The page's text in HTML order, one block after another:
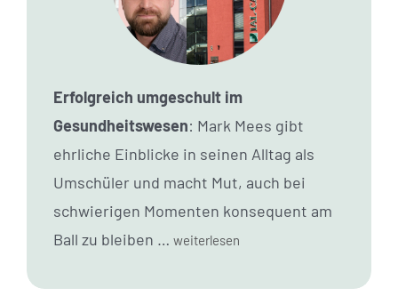
Erfolgreich umgeschult im
Gesundheitswesen: Mark Mees gibt
ehrliche Einblicke in seinen Alltag als
Umschüler und macht Mut, auch bei
schwierigen Momenten konsequent am
Ball zu bleiben … weiterlesen